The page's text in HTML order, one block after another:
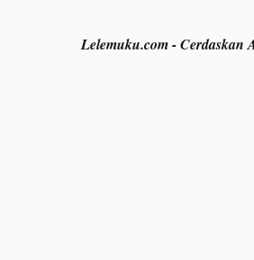
Lelemuku.com - Cerdaskan